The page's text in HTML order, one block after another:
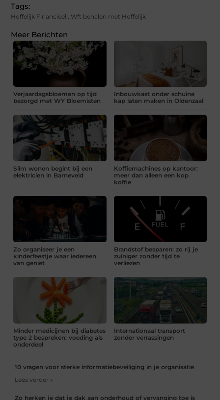
Tags:
Hoffelijk Financieel Wft behalen met Hoffelijk
Meer Berichten
Verjaardagsbloemen op tijd
bezorgd met WY Bloemisten
Inbouwkast onder schuine
kap laten maken in Oldenzaal
Slim wonen begint bij een
elektricien in Barneveld
Koffiemachines op kantoor:
meer dan alleen een kop
koffie
Zo organiseer je een
kinderfeestje waar iedereen
van geniet
Brandstof besparen: zo rij je
zuiniger zonder tijd te
verliezen
Minder medicijnen bij diabetes
type 2 bespreken: voeding als
onderdeel
Internationaal transport
zonder verrassingen
10 vragen voor sterke informatiebeveiliging in je organisatie
Lees verder »
Zo herken je dat je dak aan onderhoud of vervanging toe is